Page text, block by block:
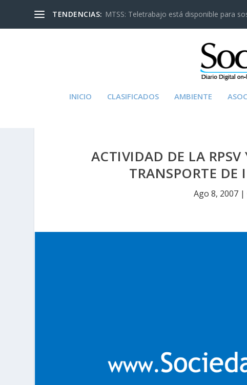
TENDENCIAS: MTSS: Teletrabajo está disponible para
INICIO CLASIFICADOS AMBIENTE
ACTIVIDAD DE LA
TRANSPORTE
Ago 8, 2007 |